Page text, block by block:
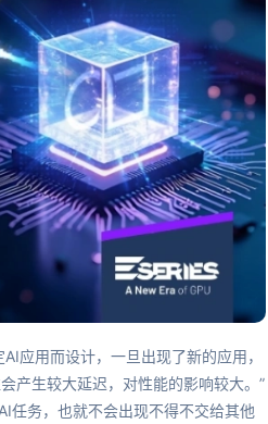
应用而设计，一旦出现了新的应用，
产生较大延迟，对性能的影响较大。”
任务，也就不会出现不得不交给其他